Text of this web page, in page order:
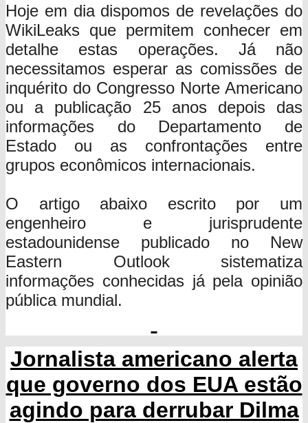
Hoje em dia dispomos de revelações do
WikiLeaks que permitem conhecer em
detalhe estas operações. Já não
necessitamos esperar as comissões de
inquérito do Congresso Norte Americano
ou a publicação 25 anos depois das
informações do Departamento de
Estado ou as confrontações entre
grupos econômicos internacionais.
O artigo abaixo escrito por um
engenheiro e jurisprudente
estadounidense publicado no New
Eastern Outlook sistematiza
informações conhecidas já pela opinião
pública mundial.
Jornalista americano alerta
que governo dos EUA estão
agindo para derrubar Dilma